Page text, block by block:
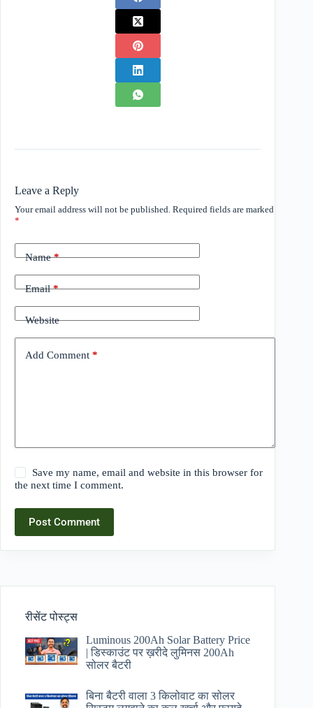
Leave a Reply
Your email address will not be published. Required fields are marked
*
Name*
Email*
Website
Add Comment *
Save my name, email and website in this browser for
the next time I comment.
Post Comment
रीसेंट पोस्ट्स
Luminous 200Ah Solar Battery Price​
| डिस्काउंट पर ख़रीदे लुमिनस 200Ah
सोलर बैटरी
बिना बैटरी वाला 3 किलोवाट का सोलर